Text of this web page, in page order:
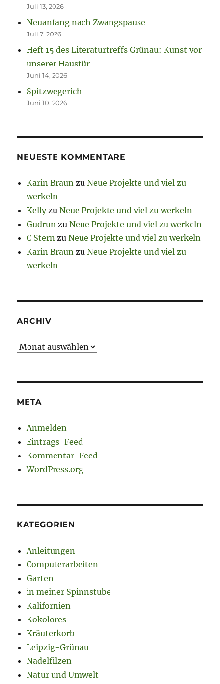
Juli 13, 2026
Neuanfang nach Zwangspause
Juli 7, 2026
Heft 15 des Literaturtreffs Grünau: Kunst vor
unserer Haustür
Juni 14, 2026
Spitzwegerich
Juni 10, 2026
NEUESTE KOMMENTARE
Karin Braun zuNeue Projekte und viel zu
werkeln
KellyzuNeue Projekte und viel zu werkeln
Gudrun zuNeue Projekte und viel zu werkeln
C Stern zuNeue Projekte und viel zu werkeln
Karin Braun zuNeue Projekte und viel zu
werkeln
ARCHIV
Archiv
META
Anmelden
Eintrags-Feed
Kommentar-Feed
WordPress.org
KATEGORIEN
Anleitungen
Computerarbeiten
Garten
in meiner Spinnstube
Kalifornien
Kokolores
Kräuterkorb
Leipzig-Grünau
Nadelfilzen
Natur und Umwelt